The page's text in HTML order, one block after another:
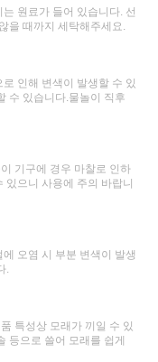
원료가 들어 있습니다. 선
을 때까지 세탁해주세요.
인해 변색이 발생할 수 있
수 있습니다.물놀이 직후
기구에 경우 마찰로 인하
있으니 사용에 주의 바랍니
오염 시 부분 변색이 발생
.
특성상 모래가 끼일 수 있
등으로 쓸어 모래를 쉽게